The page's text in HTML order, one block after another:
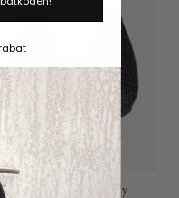
Salerno shoulder bag Mindy